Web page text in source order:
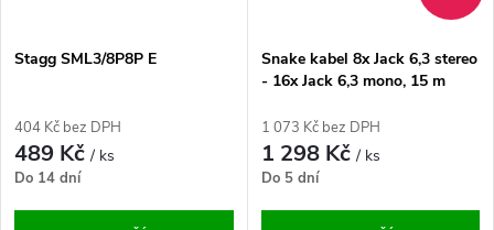
Stagg SML3/8P8P E
404 Kč bez DPH
489 Kč/ ks
Do 14 dní
Snake kabel 8x Jack 6,3 stereo
- 16x Jack 6,3 mono, 15 m
1 073 Kč bez DPH
1 298 Kč/ ks
Do 5 dní